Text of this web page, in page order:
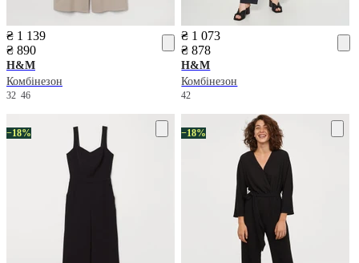
₴ 1 139
₴ 890
H&M
Комбінезон
32 46
₴ 1 073
₴ 878
H&M
Комбінезон
42
−18% −18%